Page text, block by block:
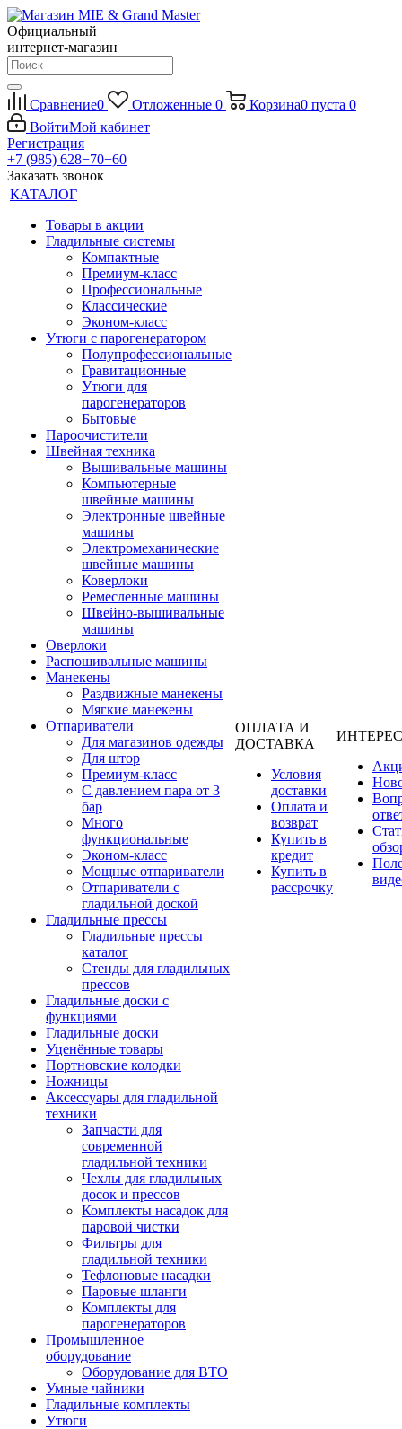
Официальный
интернет-магазин
Сравнение0 Отложенные 0 Корзина0 пуста 0
ВойтиМой кабинет
Регистрация
+7 (985) 628−70−60
Заказать звонок
КАТАЛОГ
Товары в акции
Гладильные системы
Компактные
Премиум-класс
Профессиональные
Классические
Эконом-класс
Утюги с парогенератором
Полупрофессиональные
Гравитационные
Утюги для
парогенераторов
Бытовые
Пароочистители
Швейная техника
Вышивальные машины
Компьютерные
швейные машины
Электронные швейные
машины
Электромеханические
швейные машины
Коверлоки
Ремесленные машины
Швейно-вышивальные
машины
Оверлоки
Распошивальные машины
Манекены
Раздвижные манекены
Мягкие манекены
Отпариватели
Для магазинов одежды
Для штор
Премиум-класс
С давлением пара от 3
бар
Много
функциональные
Эконом-класс
Мощные отпариватели
Отпариватели с
гладильной доской
Гладильные прессы
Гладильные прессы
каталог
Стенды для гладильных
прессов
Гладильные доски с
функциями
Гладильные доски
Уценённые товары
Портновские колодки
Ножницы
Аксессуары для гладильной
техники
Запчасти для
современной
гладильной техники
Чехлы для гладильных
досок и прессов
Комплекты насадок для
паровой чистки
Фильтры для
гладильной техники
Тефлоновые насадки
Паровые шланги
Комплекты для
парогенераторов
Промышленное
оборудование
Оборудование для ВТО
Умные чайники
Гладильные комплекты
Утюги
ОПЛАТА И
ДОСТАВКА
Условия
доставки
Оплата и
возврат
Купить в
кредит
Купить в
рассрочку